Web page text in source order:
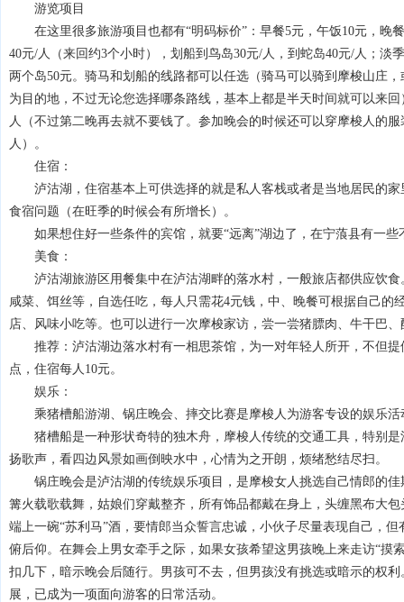
游览项目
在这里很多旅游项目也都有“明码标价”：早餐5元，午饭10元，晚
40元/人（来回约3个小时），划船到鸟岛30元/人，到蛇岛40元/人；淡
两个岛50元。骑马和划船的线路都可以任选（骑马可以骑到摩梭山庄
为目的地，不过无论您选择哪条路线，基本上都是半天时间就可以来
人（不过第二晚再去就不要钱了。参加晚会的时候还可以穿摩梭人的
人）。
住宿：
泸沽湖，住宿基本上可供选择的就是私人客栈或者是当地居民的家
食宿问题（在旺季的时候会有所增长）。
如果想住好一些条件的宾馆，就要“远离”湖边了，在宁蒗县有一些
美食：
泸沽湖旅游区用餐集中在泸沽湖畔的落水村，一般旅店都供应饮食
咸菜、饵丝等，自选任吃，每人只需花4元钱，中、晚餐可根据自己的
店、风味小吃等。也可以进行一次摩梭家访，尝一尝猪膘肉、牛干巴
推荐：泸沽湖边落水村有一相思茶馆，为一对年轻人所开，不但提
点，住宿每人10元。
娱乐：
乘猪槽船游湖、锅庄晚会、摔交比赛是摩梭人为游客专设的娱乐活
猪槽船是一种形状奇特的独木舟，摩梭人传统的交通工具，特别是
扬歌声，看四边风景如画倒映水中，心情为之开朗，烦绪愁结尽扫。
锅庄晚会是泸沽湖的传统娱乐项目，是摩梭女人挑选自己情郎的佳
篝火载歌载舞，姑娘们穿戴整齐，所有饰品都戴在身上，头缠黑布大
端上一碗“苏利马”酒，要情郎当众誓言忠诚，小伙子尽量表现自己，
俯后仰。在舞会上男女牵手之际，如果女孩希望这男孩晚上来走访“摸
扣几下，暗示晚会后随行。男孩可不去，但男孩没有挑选或暗示的权
展，已成为一项面向游客的日常活动。